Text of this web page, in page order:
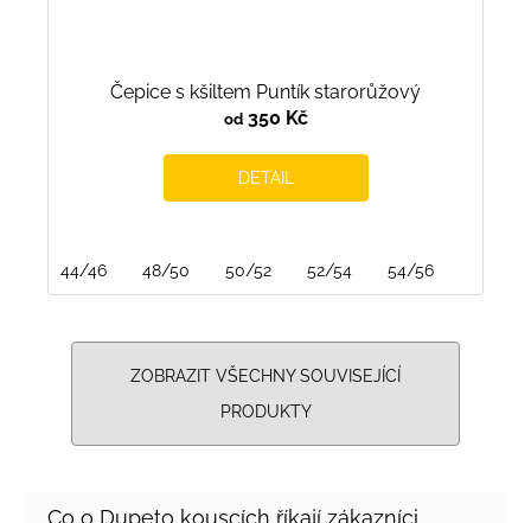
Čepice s kšiltem Puntík starorůžový
od350 Kč
DETAIL
44/46 48/50 50/52 52/54 54/56
ZOBRAZIT VŠECHNY SOUVISEJÍCÍ
PRODUKTY